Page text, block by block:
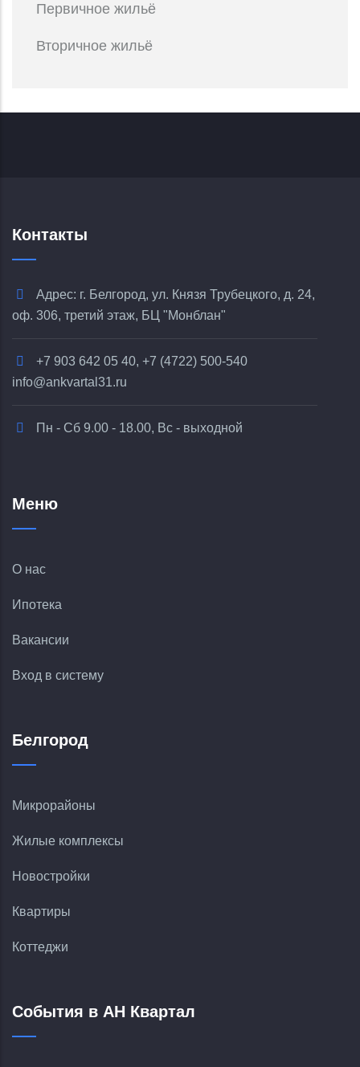
Первичное жильё
Вторичное жильё
Контакты
Адрес: г. Белгород, ул. Князя Трубецкого, д. 24,
оф. 306, третий этаж, БЦ "Монблан"
+7 903 642 05 40, +7 (4722) 500-540
info@ankvartal31.ru
Пн - Сб 9.00 - 18.00, Вс - выходной
Меню
О нас
Ипотека
Вакансии
Вход в систему
Белгород
Микрорайоны
Жилые комплексы
Новостройки
Квартиры
Коттеджи
События в АН Квартал